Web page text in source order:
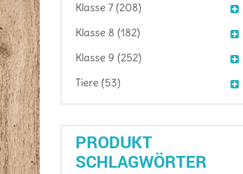
Klasse 7 (208)
Klasse 8 (182)
Klasse 9 (252)
Tiere (53)
PRODUKT
SCHLAGWÖRTER